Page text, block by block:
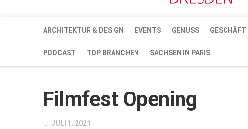
ARCHITEKTUR & DESIGN EVENTS GENUSS GESCHÄFT
PODCAST TOP BRANCHEN SACHSEN IN PARIS
Filmfest Opening
JULI 1, 2021